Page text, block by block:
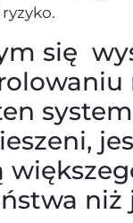
się
niż